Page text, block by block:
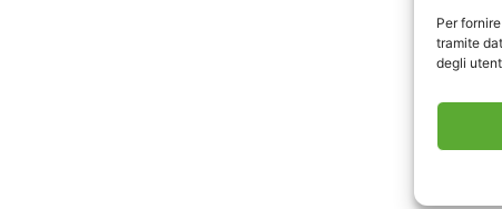
Per
tramite
degli